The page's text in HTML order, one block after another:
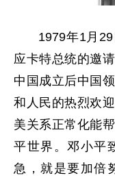
1979年1月
应卡特总统的邀
中国成立后中国
和人民的热烈欢
美关系正常化能
平世界。邓小平
急，就是要加倍